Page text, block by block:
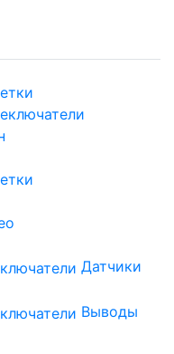
Датчики
Выводы